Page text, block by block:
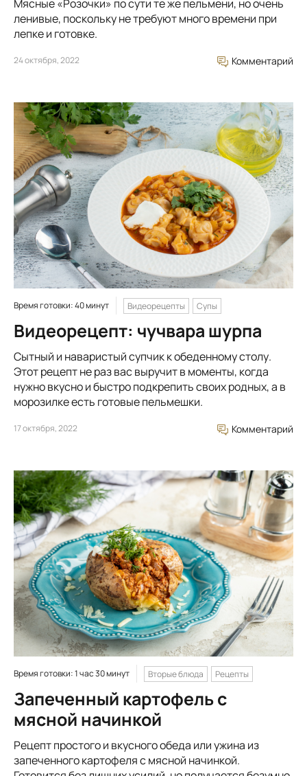
Мясные «Розочки» по сути те же пельмени, но очень
ленивые, поскольку не требуют много времени при
лепке и готовке.
24 октября, 2022 Комментарий
Время готовки: 40 минут Видеорецепты Супы
Видеорецепт: чучвара шурпа
Сытный и наваристый супчик к обеденному столу.
Этот рецепт не раз вас выручит в моменты, когда
нужно вкусно и быстро подкрепить своих родных, а в
морозилке есть готовые пельмешки.
17 октября, 2022 Комментарий
Время готовки: 1 час 30 минут Вторые блюда Рецепты
Запеченный картофель с
мясной начинкой
Рецепт простого и вкусного обеда или ужина из
запеченного картофеля с мясной начинкой.